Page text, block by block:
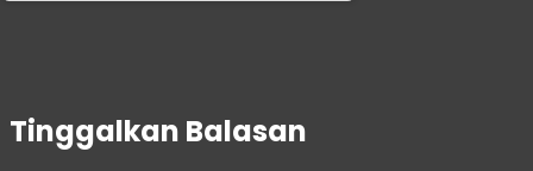
Tinggalkan Balasan